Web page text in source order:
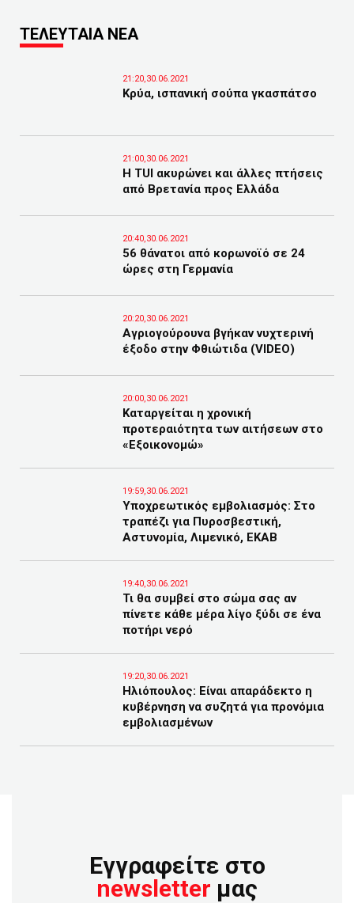
ΤΕΛΕΥΤΑΙΑ ΝΕΑ
21:20,30.06.2021
Κρύα, ισπανική σούπα γκασπάτσο
21:00,30.06.2021
Η TUI ακυρώνει και άλλες πτήσεις
από Βρετανία προς Ελλάδα
20:40,30.06.2021
56 θάνατοι από κορωνοϊό σε 24
ώρες στη Γερμανία
20:20,30.06.2021
Αγριογούρουνα βγήκαν νυχτερινή
έξοδο στην Φθιώτιδα (VIDEO)
20:00,30.06.2021
Καταργείται η χρονική
προτεραιότητα των αιτήσεων στο
«Εξοικονομώ»
19:59,30.06.2021
Υποχρεωτικός εμβολιασμός: Στο
τραπέζι για Πυροσβεστική,
Αστυνομία, Λιμενικό, ΕΚΑΒ
19:40,30.06.2021
Τι θα συμβεί στο σώμα σας αν
πίνετε κάθε μέρα λίγο ξύδι σε ένα
ποτήρι νερό
19:20,30.06.2021
Ηλιόπουλος: Είναι απαράδεκτο η
κυβέρνηση να συζητά για προνόμια
εμβολιασμένων
Εγγραφείτε στο
newsletter μας